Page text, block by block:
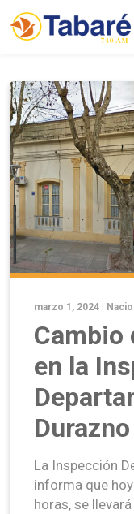
marzo 1, 2024 |
Cambio
en la
Durazno
La Inspección
informa que
horas, se